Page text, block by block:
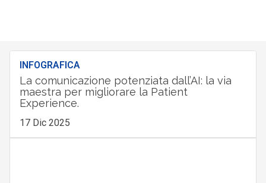
INFOGRAFICA
La comunicazione potenziata dall’AI: la via
maestra per migliorare la Patient
Experience.
17 Dic 2025